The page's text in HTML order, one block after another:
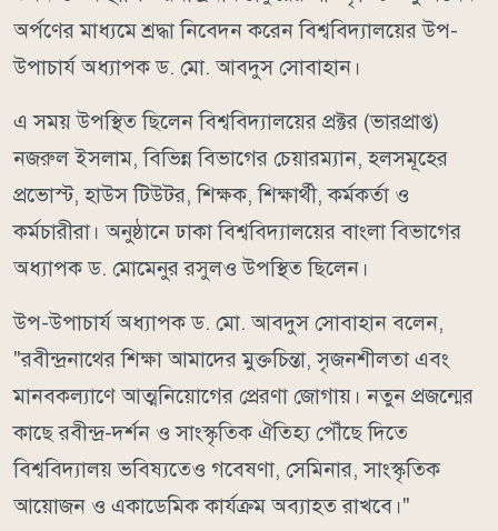
অর্পণের মাধ্যমে শ্রদ্ধা নিবেদন করেন বিশ্ববিদ্যালয়ের উপ-
উপাচার্য অধ্যাপক ড. মো. আবদুস সোবাহান।
এ সময় উপস্থিত ছিলেন বিশ্ববিদ্যালয়ের প্রক্টর (ভারপ্রাপ্ত)
নজরুল ইসলাম, বিভিন্ন বিভাগের চেয়ারম্যান, হলসমূহের
প্রভোস্ট, হাউস টিউটর, শিক্ষক, শিক্ষার্থী, কর্মকর্তা ও
কর্মচারীরা। অনুষ্ঠানে ঢাকা বিশ্ববিদ্যালয়ের বাংলা বিভাগের
অধ্যাপক ড. মোমেনুর রসুলও উপস্থিত ছিলেন।
উপ-উপাচার্য অধ্যাপক ড. মো. আবদুস সোবাহান বলেন,
"রবীন্দ্রনাথের শিক্ষা আমাদের মুক্তচিন্তা, সৃজনশীলতা এবং
মানবকল্যাণে আত্মনিয়োগের প্রেরণা জোগায়। নতুন প্রজন্মের
কাছে রবীন্দ্র-দর্শন ও সাংস্কৃতিক ঐতিহ্য পৌঁছে দিতে
বিশ্ববিদ্যালয় ভবিষ্যতেও গবেষণা, সেমিনার, সাংস্কৃতিক
আয়োজন ও একাডেমিক কার্যক্রম অব্যাহত রাখবে।"